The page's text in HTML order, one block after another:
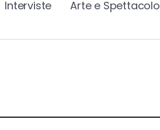
Interviste Arte e Spettacolo